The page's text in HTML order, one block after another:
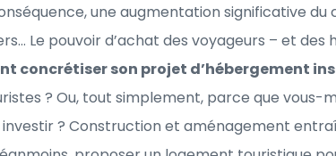
une augmentation significative du
Le pouvoir d’achat des voyageurs – et des
concrétiser son projet d’hébergement
? Ou, tout simplement, parce que vous-
? Construction et aménagement